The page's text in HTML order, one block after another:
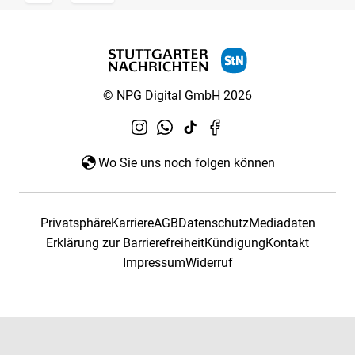
© NPG Digital GmbH 2026
Wo Sie uns noch folgen können
PrivatsphäreKarriereAGBDatenschutzMediadaten
Erklärung zur BarrierefreiheitKündigungKontakt
ImpressumWiderruf